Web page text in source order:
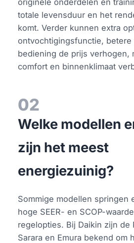
originele onderdelen en
totale levensduur en het
komt. Verder kunnen extra
ontvochtigingsfunctie,
bediening de prijs verhogen,
comfort en binnenklimaat
02
Welke modellen
zijn het meest
energiezuinig?
Sommige modellen springen
hoge SEER- en SCOP-
regelopties. Bij Daikin zijn de
Sarara en Emura bekend om